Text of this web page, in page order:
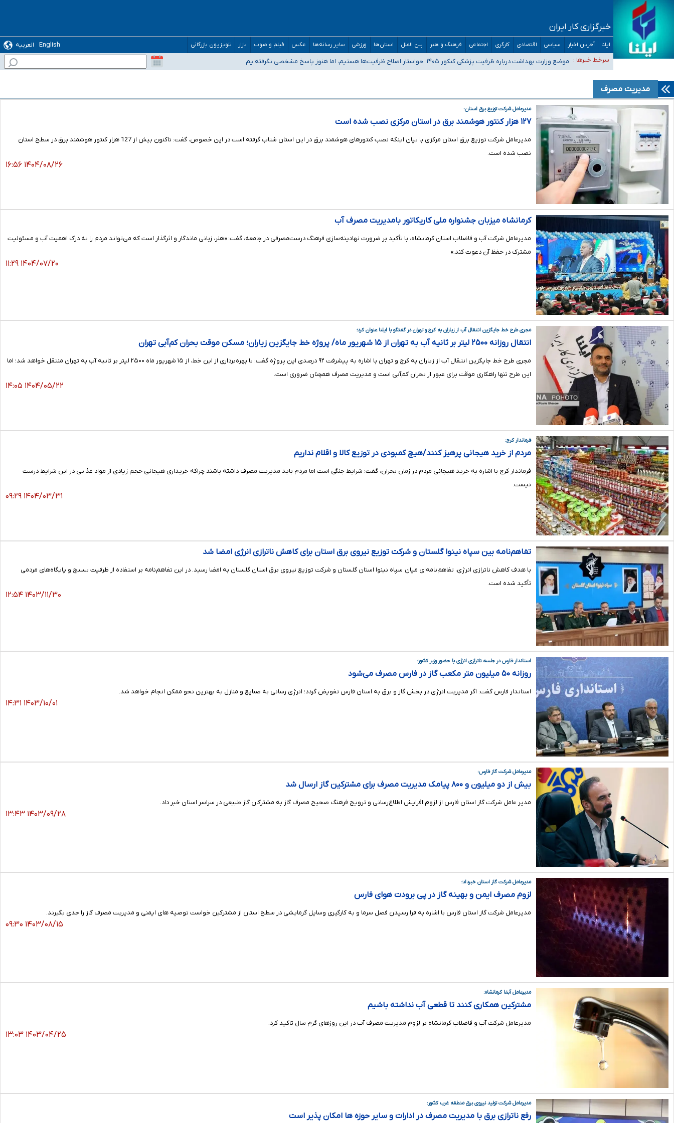
خبرگزاری کار ایران
ایلنا آخرین اخبار سیاسی اقتصادی کارگری اجتماعی فرهنگ و هنر بین الملل استان‌ها ورزشی سایر رسانه‌ها عکس فیلم و صوت بازار تلویزیون بازرگانی English
العربیه
سرخط خبرها :
۴۰ تا ۵۰ روز گرمای نسبی در پیش داریم/ دمای تهران به ۳۸ درجه می‌رسد
موضع وزارت بهداشت درباره ظرفیت پزشکی کنکور ۱۴۰۵: خواستار اصلاح ظرفیت‌ها هستیم، اما هنوز پاسخ مشخصی نگرفته‌ایم
خبرنگاران راویان حقیقت با دغدغه نان، مسکن و بیمه
آخرین وضعیت شیوع عفونت‌های تنفسی در کشور/ خوزستان و کرمان بالاتر از آستانه هشدار
مدیریت مصرف
مدیرعامل شرکت توزیع برق استان:
۱۲۷ هزار کنتور هوشمند برق در استان مرکزی نصب شده است
مدیرعامل شرکت توزیع برق استان مرکزی با بیان اینکه نصب کنتورهای هوشمند برق در این استان شتاب گرفته است در این خصوص، گفت: تاکنون بیش از 127 هزار کنتور هوشمند برق در سطح استان
نصب شده است.
۱۴۰۴/۰۸/۲۶ ۱۶:۵۶
کرمانشاه میزبان جشنواره ملی کاریکاتور بامدیریت مصرف آب
مدیرعامل شرکت آب و فاضلاب استان کرمانشاه، با تأکید بر ضرورت نهادینه‌سازی فرهنگ درست‌مصرفی در جامعه، گفت: «هنر، زبانی ماندگار و اثرگذار است که می‌تواند مردم را به درک اهمیت آب و مسئولیت
مشترک در حفظ آن دعوت کند.»
۱۴۰۴/۰۷/۲۰ ۱۱:۲۹
مجری طرح خط جایگزین انتقال آب از زیاران به کرج و تهران در گفتگو با ایلنا عنوان کرد؛
انتقال روزانه ۲۵۰۰ لیتر بر ثانیه آب به تهران از ۱۵ شهریور ماه/ پروژه خط جایگزین زیاران؛ مسکن موقت بحران کم‌آبی تهران
مجری طرح خط جایگزین انتقال آب از زیاران به کرج و تهران با اشاره به پیشرفت ۹۲ درصدی این پروژه گفت: با بهره‌برداری از این خط، از ۱۵ شهریور ماه ۲۵۰۰ لیتر بر ثانیه آب به تهران منتقل خواهد شد؛ اما
این طرح تنها راهکاری موقت برای عبور از بحران کم‌آبی است و مدیریت مصرف همچنان ضروری است.
۱۴۰۴/۰۵/۲۲ ۱۴:۰۵
فرماندار کرج:
مردم از خرید هیجانی پرهیز کنند/هیچ کمبودی در توزیع کالا و اقلام نداریم
فرماندار کرج با اشاره به خرید هیجانی مردم در زمان بحران، گفت:‌ شرایط جنگی است اما مردم باید مدیریت مصرف داشته باشند چراکه خریداری هیجانی حجم زیادی از مواد غذایی در این شرایط درست
نیست.
۱۴۰۴/۰۳/۳۱ ۰۹:۲۹
تفاهم‌نامه بین سپاه نینوا گلستان و شرکت توزیع نیروی برق استان برای کاهش ناترازی انرژی امضا شد
با هدف کاهش ناترازی انرژی، تفاهم‌نامه‌ای میان سپاه نینوا استان گلستان و شرکت توزیع نیروی برق استان گلستان به امضا رسید. در این تفاهم‌نامه بر استفاده از ظرفیت بسیج و پایگاه‌های مردمی
تأکید شده است.
۱۴۰۳/۱۱/۳۰ ۱۲:۵۴
استاندار فارس در جلسه ناترازی انرژی با حضور وزیر کشور؛
روزانه ۵۰ میلیون متر مکعب گاز در فارس مصرف می‌شود
استاندار فارس گفت: اگر مدیریت انرژی در بخش گاز و برق به استان فارس تفویض گردد؛ انرژی رسانی به صنایع و منازل به بهترین نحو ممکن انجام خواهد شد.
۱۴۰۳/۱۰/۰۱ ۱۴:۳۱
مدیرعامل شرکت گاز فارس:
بیش از دو میلیون و ۸۰۰ پیامک‌ مدیریت مصرف برای مشترکین گاز ارسال شد
مدیر عامل شرکت گاز استان فارس از لزوم افزایش اطلاع‌رسانی و ترویج فرهنگ صحیح مصرف گاز به مشترکان گاز طبیعی در سراسر استان خبر داد.
۱۴۰۳/۰۹/۲۸ ۱۳:۴۳
مدیرعامل شرکت گاز استان خبرداد؛
لزوم مصرف ایمن و بهینه گاز در پی برودت هوای فارس
مدیرعامل شرکت گاز استان فارس با اشاره به فرا رسیدن فصل سرما و به کارگیری وسایل گرمایشی در سطح استان از مشترکین خواست توصیه های ایمنی و مدیریت مصرف گاز را جدی بگیرند.
۱۴۰۳/۰۸/۱۵ ۰۹:۳۰
مدیرعامل آبفا کرمانشاه:
مشترکین همکاری کنند تا قطعی آب نداشته باشیم
مدیرعامل شرکت آب و فاضلاب کرمانشاه بر لزوم مدیریت مصرف آب در این روزهای گرم سال تاکید کرد.
۱۴۰۳/۰۴/۲۵ ۱۳:۰۳
مدیرعامل شرکت تولید نیروی برق منطقه غرب کشور:
رفع ناترازی برق با مدیریت مصرف در ادارات و سایر حوزه ها امکان پذیر است